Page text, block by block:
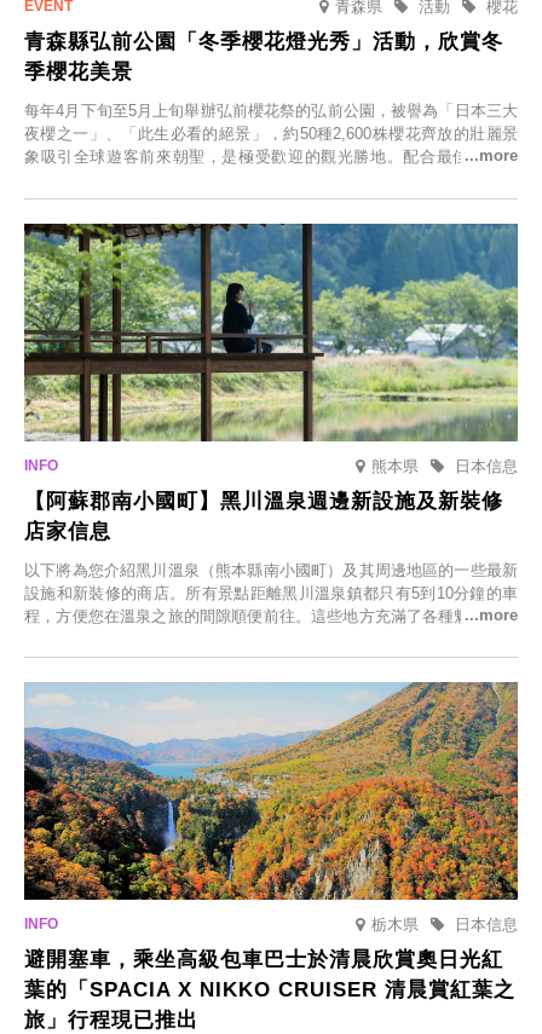
青森県 櫻花
活動
青森縣弘前公園「冬季櫻花燈光秀」活動，欣賞冬
季櫻花美景
每年4月下旬至5月上旬舉辦弘前櫻花祭的弘前公園，被譽為「日本三大
夜櫻之一」、「此生必看的絕景」，約50種2,600株櫻花齊放的壯麗景
象吸引全球遊客前來朝聖，是極受歡迎的觀光勝地。配合最佳觀雪時
「冬季櫻花燈光秀」。
熊本県 日本信息
【阿蘇郡南小國町】黑川溫泉週邊新設施及新裝修
店家信息
以下將為您介紹黑川溫泉（熊本縣南小國町）及其周邊地區的一些最新
設施和新裝修的商店。所有景點距離黑川溫泉鎮都只有5到10分鐘的車
程，方便您在溫泉之旅的間隙順便前往。這些地方充滿了各種魅力，包
食材的餐廳。讓您體驗黑川溫泉的全新樂趣。
栃木県 日本信息
避開塞車，乘坐高級包車巴士於清晨欣賞奧日光紅
葉的「SPACIA X NIKKO CRUISER 清晨賞紅葉之
旅」行程現已推出